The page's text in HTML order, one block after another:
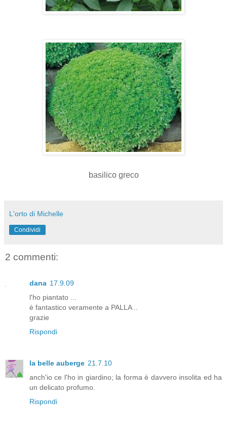
basilico greco
L'orto di Michelle
Condividi
2 commenti:
dana 17.9.09
l'ho piantato ...
è fantastico veramente a PALLA ..
grazie
Rispondi
la belle auberge 21.7.10
anch'io ce l'ho in giardino; la forma è davvero insolita ed ha
un delicato profumo.
Rispondi